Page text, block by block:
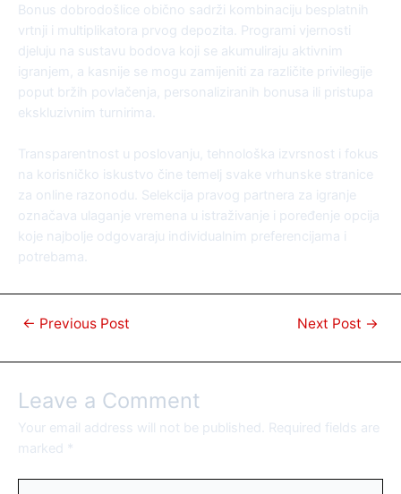
Bonus dobrodošlice obično sadrži kombinaciju besplatnih
vrtnji i multiplikatora prvog depozita. Programi vjernosti
djeluju na sustavu bodova koji se akumuliraju aktivnim
igranjem, a kasnije se mogu zamijeniti za različite privilegije
poput bržih povlačenja, personaliziranih bonusa ili pristupa
ekskluzivnim turnirima.
Transparentnost u poslovanju, tehnološka izvrsnost i fokus
na korisničko iskustvo čine temelj svake vrhunske stranice
za online razonodu. Selekcija pravog partnera za igranje
označava ulaganje vremena u istraživanje i poređenje opcija
koje najbolje odgovaraju individualnim preferencijama i
potrebama.
← Previous Post Next Post →
Leave a Comment
Your email address will not be published.
Required fields are
marked *